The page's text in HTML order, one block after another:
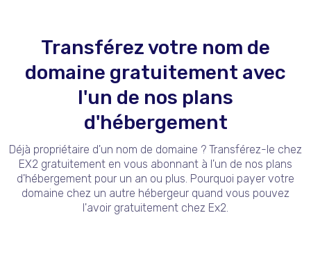
Transférez votre nom de
domaine gratuitement avec
l'un de nos plans
d'hébergement
Déjà propriétaire d'un nom de domaine ? Transférez-le chez
EX2 gratuitement en vous abonnant à l'un de nos plans
d'hébergement pour un an ou plus. Pourquoi payer votre
domaine chez un autre hébergeur quand vous pouvez
l'avoir gratuitement chez Ex2.